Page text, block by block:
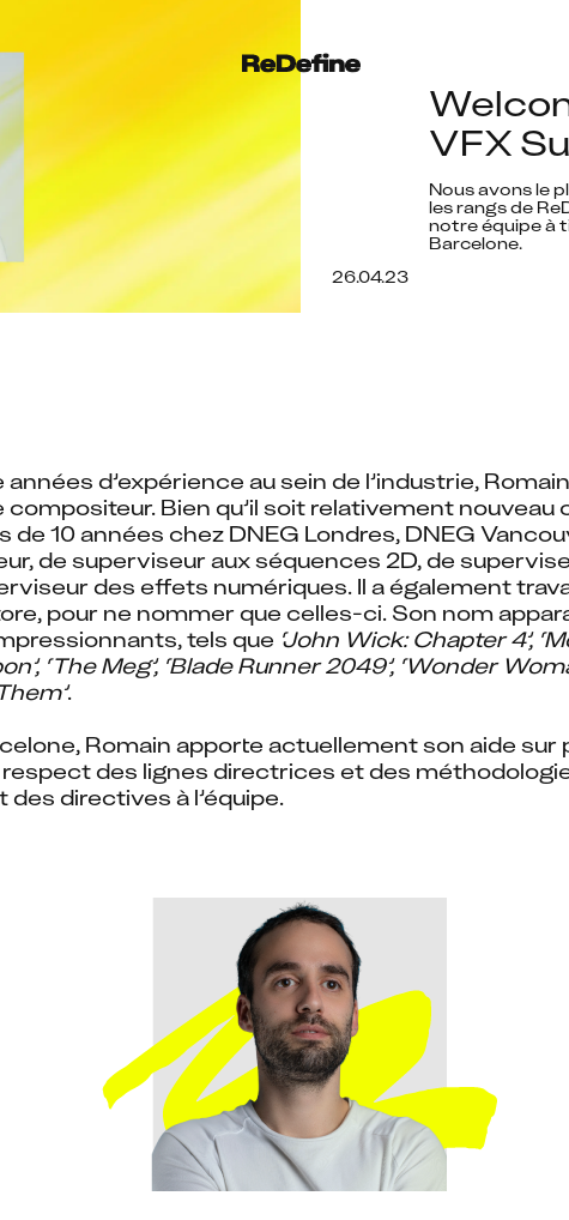
26.04.23
VFX
Nous avons le
les rangs de
notre équipe à
Barcelone.
d’expérience au sein de l’industrie,
Bien qu’il soit relativement nouveau
de 10 années chez DNEG Londres, DNEG
de superviseur aux séquences 2D, de
des effets numériques. Il a également
pour ne nommer que celles-ci. Son nom
tels que ‘John Wick: Chapter 4’,
‘The Meg’, ‘Blade Runner 2049’, ‘Wonder
.
Romain apporte actuellement son aide sur
des lignes directrices et des
directives à l’équipe.